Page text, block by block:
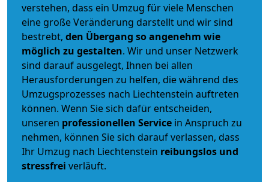
verstehen, dass ein Umzug für viele Menschen
eine große Veränderung darstellt und wir sind
bestrebt, den Übergang so angenehm wie
möglich zu gestalten. Wir und unser Netzwerk
sind darauf ausgelegt, Ihnen bei allen
Herausforderungen zu helfen, die während des
Umzugsprozesses nach Liechtenstein auftreten
können. Wenn Sie sich dafür entscheiden,
unseren professionellen Service in Anspruch zu
nehmen, können Sie sich darauf verlassen, dass
Ihr Umzug nach Liechtenstein reibungslos und
stressfrei verläuft.